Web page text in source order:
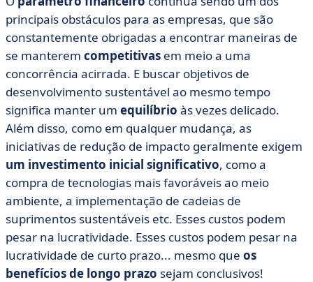
principais obstáculos para as empresas, que são
constantemente obrigadas a encontrar maneiras de
se manterem competitivas em meio a uma
concorrência acirrada. E buscar objetivos de
desenvolvimento sustentável ao mesmo tempo
significa manter um equilíbrio às vezes delicado.
Além disso, como em qualquer mudança, as
iniciativas de redução de impacto geralmente exigem
um investimento inicial significativo, como a
compra de tecnologias mais favoráveis ao meio
ambiente, a implementação de cadeias de
suprimentos sustentáveis etc. Esses custos podem
pesar na lucratividade. Esses custos podem pesar na
lucratividade de curto prazo... mesmo que os
benefícios de longo prazo sejam conclusivos!